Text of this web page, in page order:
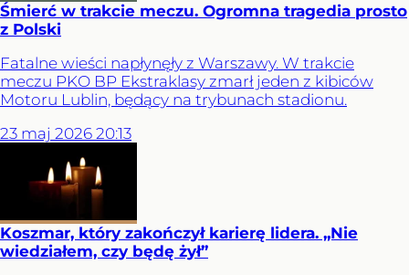
Śmierć w trakcie meczu. Ogromna tragedia prosto
z Polski
Fatalne wieści napłynęły z Warszawy. W trakcie
meczu PKO BP Ekstraklasy zmarł jeden z kibiców
Motoru Lublin, będący na trybunach stadionu.
23 maj 2026 20:13
Koszmar, który zakończył karierę lidera. „Nie
wiedziałem, czy będę żył”